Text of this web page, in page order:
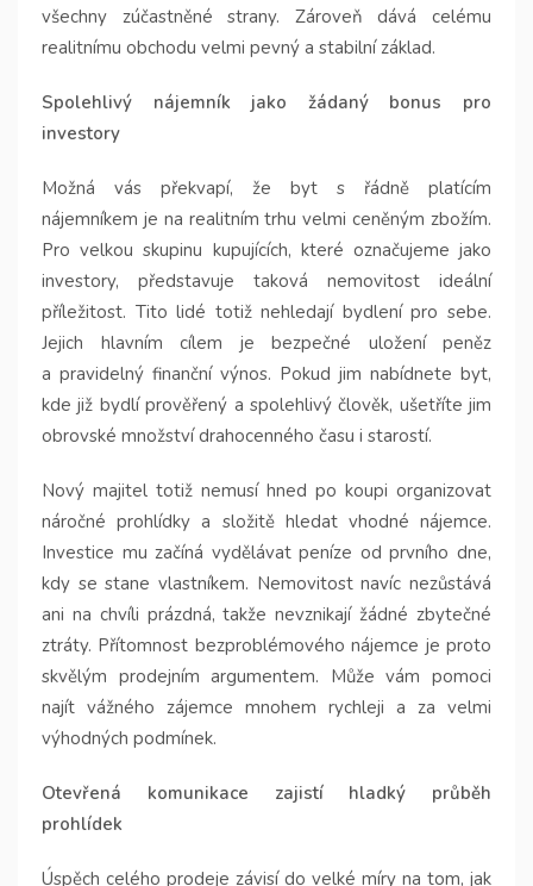
všechny zúčastněné strany. Zároveň dává celému
realitnímu obchodu velmi pevný a stabilní základ.
Spolehlivý nájemník jako žádaný bonus pro
investory
Možná vás překvapí, že byt s řádně platícím
nájemníkem je na realitním trhu velmi ceněným zbožím.
Pro velkou skupinu kupujících, které označujeme jako
investory, představuje taková nemovitost ideální
příležitost. Tito lidé totiž nehledají bydlení pro sebe.
Jejich hlavním cílem je bezpečné uložení peněz
a pravidelný finanční výnos. Pokud jim nabídnete byt,
kde již bydlí prověřený a spolehlivý člověk, ušetříte jim
obrovské množství drahocenného času i starostí.
Nový majitel totiž nemusí hned po koupi organizovat
náročné prohlídky a složitě hledat vhodné nájemce.
Investice mu začíná vydělávat peníze od prvního dne,
kdy se stane vlastníkem. Nemovitost navíc nezůstává
ani na chvíli prázdná, takže nevznikají žádné zbytečné
ztráty. Přítomnost bezproblémového nájemce je proto
skvělým prodejním argumentem. Může vám pomoci
najít vážného zájemce mnohem rychleji a za velmi
výhodných podmínek.
Otevřená komunikace zajistí hladký průběh
prohlídek
Úspěch celého prodeje závisí do velké míry na tom, jak